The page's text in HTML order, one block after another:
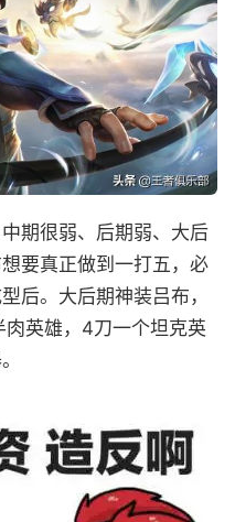
期很弱、后期弱、大后
要真正做到一打五，必
后。大后期神装吕布，
英雄，4刀一个坦克英